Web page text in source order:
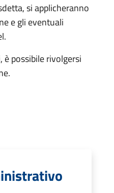
si applicheranno
e gli eventuali
possibile rivolgersi